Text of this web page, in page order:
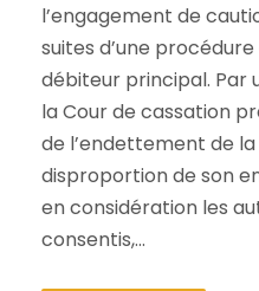
l’engagement de
suites d’une
débiteur principal. Par
la Cour de cassation
de l’endettement de
disproportion de son
en considération les
consentis,...